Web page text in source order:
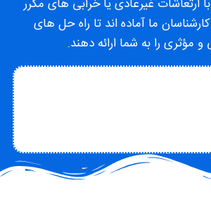
ارتعاشات غیرعادی یا خرابی های مکرر
ما آماده اند تا راه حل های
را به شما ارائه دهند.